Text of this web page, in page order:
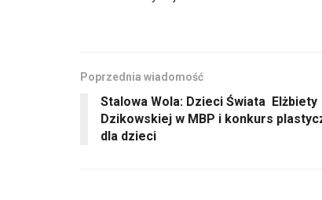
Poprzednia wiadomość
Stalowa Wola: Dzieci Świata Elżbiety
Dzikowskiej w MBP i konkurs
dla dzieci